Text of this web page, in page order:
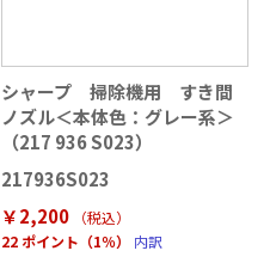
シャープ 掃除機用 すき間
ノズル＜本体色：グレー系＞
（217 936 S023）
217936S023
￥2,200
（税込）
22 ポイント（1％）
内訳